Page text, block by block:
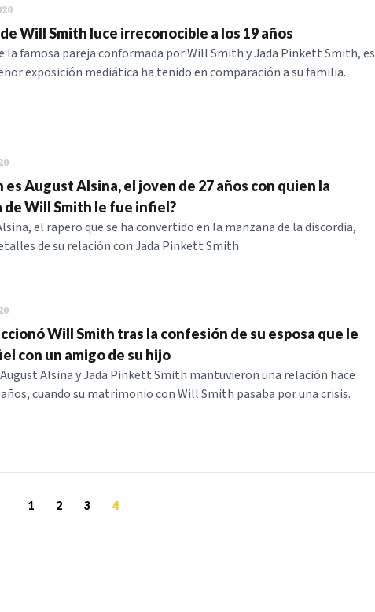
Will Smith luce irreconocible a los 19 años
la famosa pareja conformada por Will Smith y Jada Pinkett Smith, es
exposición mediática ha tenido en comparación a su familia.
es August Alsina, el joven de 27 años con quien la
de Will Smith le fue infiel?
el rapero que se ha convertido en la manzana de la discordia,
de su relación con Jada Pinkett Smith
Will Smith tras la confesión de su esposa que le
con un amigo de su hijo
Alsina y Jada Pinkett Smith mantuvieron una relación hace
cuando su matrimonio con Will Smith pasaba por una crisis.
1 2 3 4